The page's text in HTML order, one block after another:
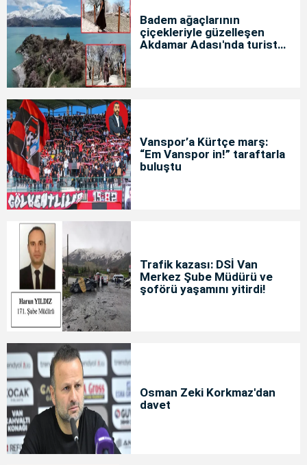
Badem ağaçlarının
çiçekleriyle güzelleşen
Akdamar Adası'nda turist
Vanspor’a Kürtçe marş:
“Em Vanspor in!” taraftarla
buluştu
Trafik kazası: DSİ Van
Merkez Şube Müdürü ve
şoförü yaşamını yitirdi!
Osman Zeki Korkmaz'dan
davet